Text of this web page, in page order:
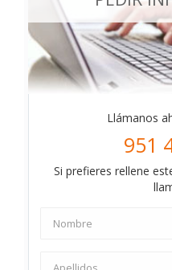
Llámanos
951
Si prefieres rellene